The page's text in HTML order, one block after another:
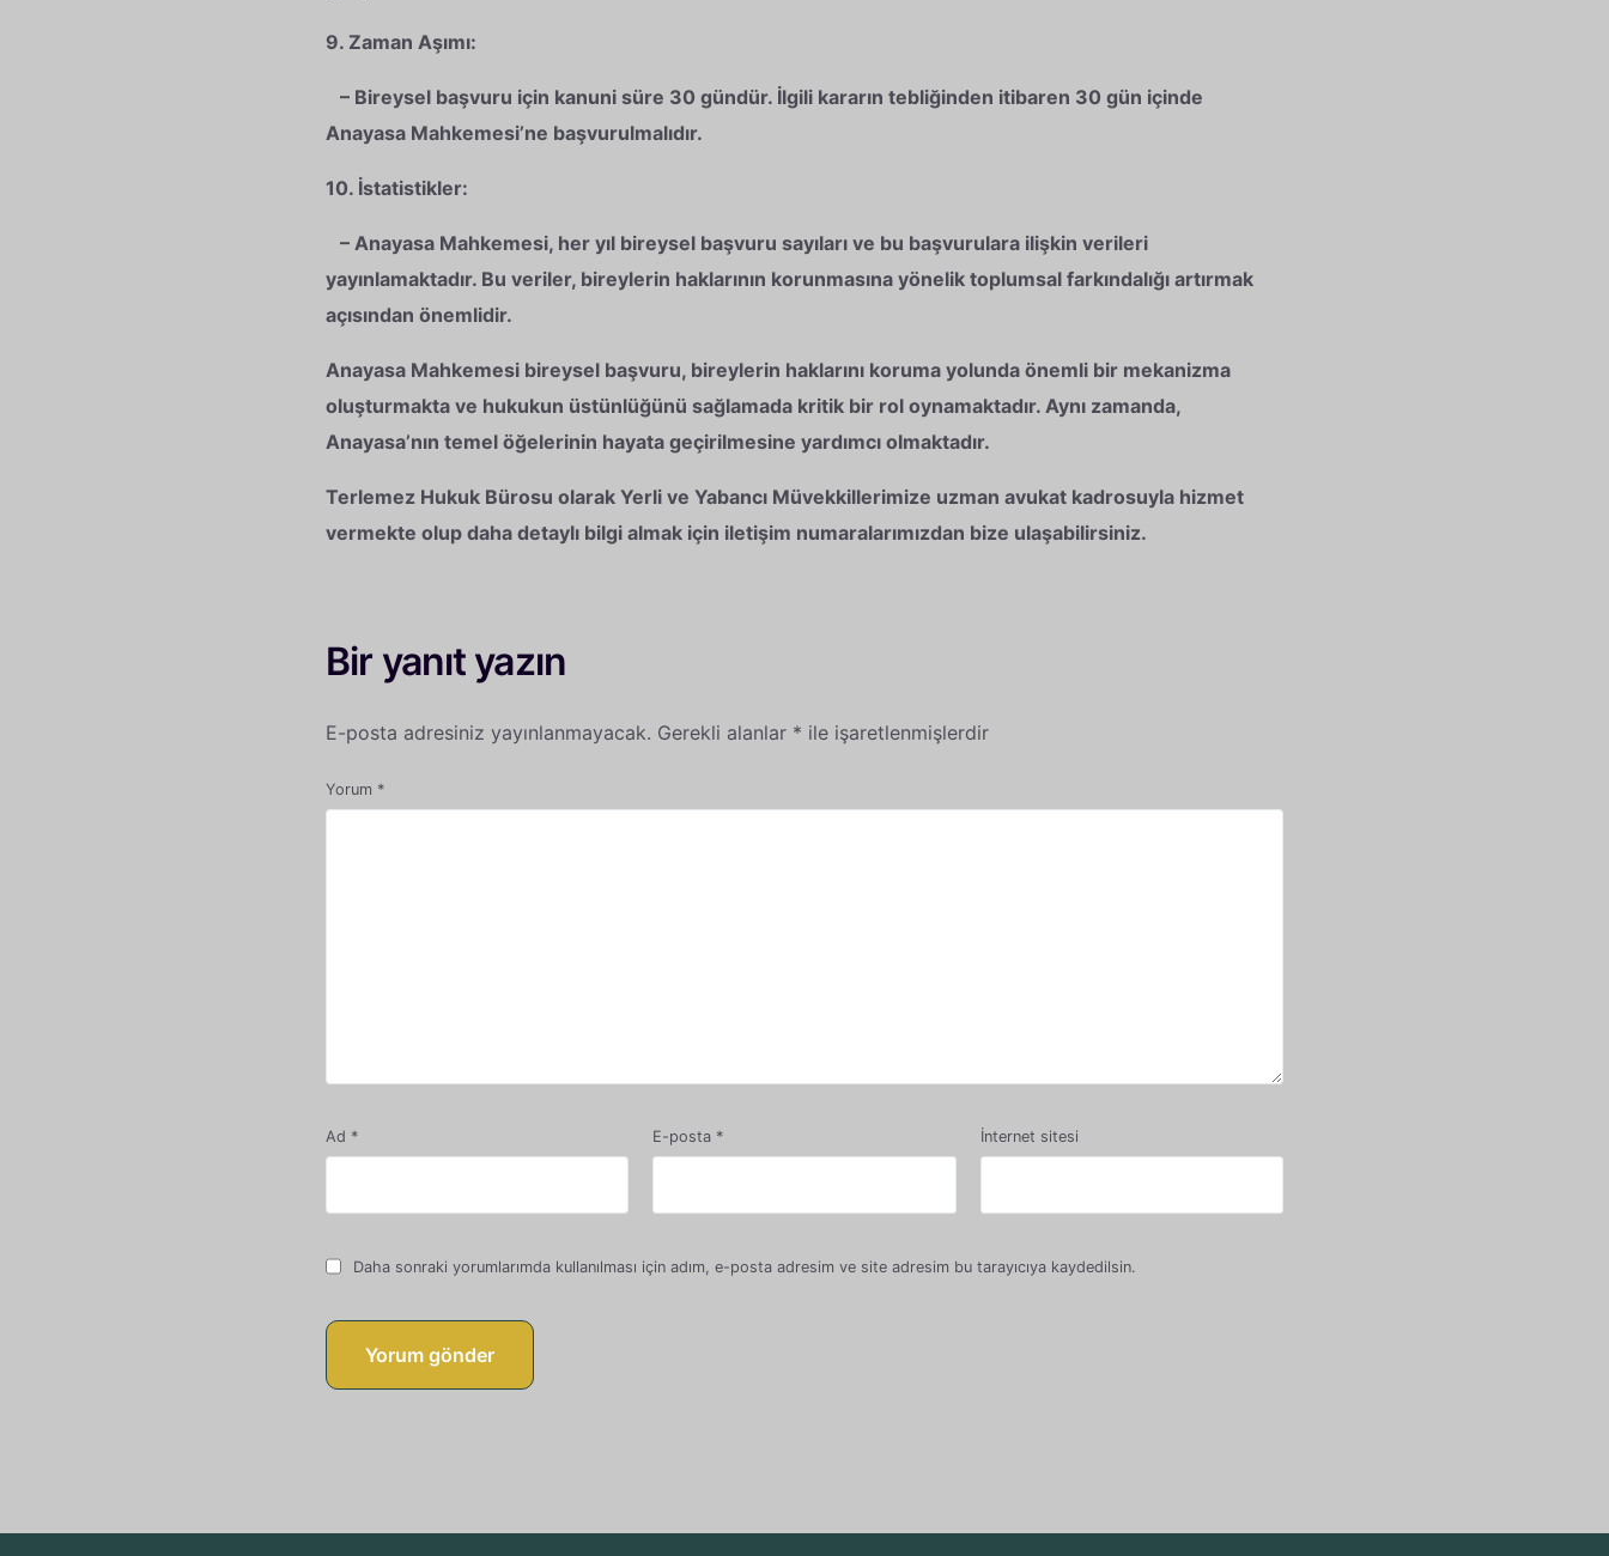
9. Zaman Aşımı:
– Bireysel başvuru için kanuni süre 30 gündür. İlgili kararın tebliğinden itibaren 30 gün içinde
Anayasa Mahkemesi’ne başvurulmalıdır.
10. İstatistikler:
– Anayasa Mahkemesi, her yıl bireysel başvuru sayıları ve bu başvurulara ilişkin verileri
yayınlamaktadır. Bu veriler, bireylerin haklarının korunmasına yönelik toplumsal farkındalığı artırmak
açısından önemlidir.
Anayasa Mahkemesi bireysel başvuru, bireylerin haklarını koruma yolunda önemli bir mekanizma
oluşturmakta ve hukukun üstünlüğünü sağlamada kritik bir rol oynamaktadır. Aynı zamanda,
Anayasa’nın temel öğelerinin hayata geçirilmesine yardımcı olmaktadır.
Terlemez Hukuk Bürosu olarak Yerli ve Yabancı Müvekkillerimize uzman avukat kadrosuyla hizmet
vermekte olup daha detaylı bilgi almak için iletişim numaralarımızdan bize ulaşabilirsiniz.
Bir yanıt yazın
E-posta adresiniz yayınlanmayacak. Gerekli alanlar * ile işaretlenmişlerdir
Yorum *
Ad * E-posta * İnternet sitesi
Daha sonraki yorumlarımda kullanılması için adım, e-posta adresim ve site adresim bu tarayıcıya kaydedilsin.